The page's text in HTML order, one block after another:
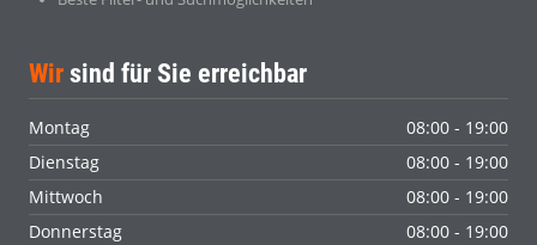
Wir sind für Sie erreichbar
Montag
08:00 - 19:00
Dienstag
08:00 - 19:00
Mittwoch
08:00 - 19:00
Donnerstag
08:00 - 19:00